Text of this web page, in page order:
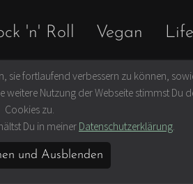
'n' Roll Vegan
Buch kaufen
sie fortlaufend verbessern zu können,
weitere Nutzung der Webseite stimmst Du
Cookies zu.
Du in meiner Datenschutzerklärung
und Ausblenden